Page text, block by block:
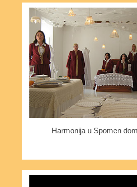
Harmonija u Spomen